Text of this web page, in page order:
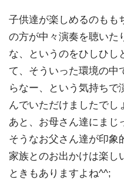
子供達が楽しめるのもも
の方が中々演奏を聴いた
な、というのをひしひし
て、そういった環境の中
らなー、という気持ちで
んでいただけましたでし
あと、お母さん達にまじ
そうなお父さん達が印象
家族とのお出かけは楽し
ときもありますよね^^;